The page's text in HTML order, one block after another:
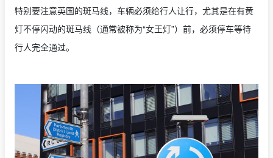
特别要注意英国的斑马线，车辆必须给行人让行，尤其是在有黄
灯不停闪动的斑马线（通常被称为“女王灯”）前，必须停车等待
行人完全通过。